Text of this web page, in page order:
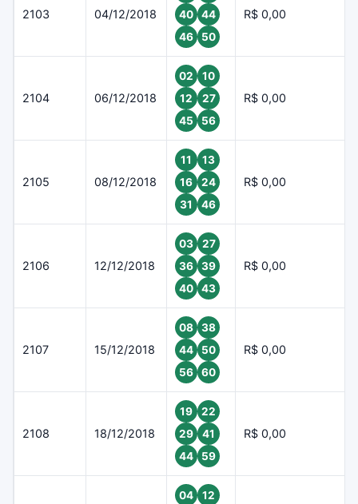
2103 04/12/2018
40
44
46
50
R$ 0,00
2104 06/12/2018
02
10
12
27
45
56
R$ 0,00
2105 08/12/2018
11
13
16
24
31
46
R$ 0,00
2106 12/12/2018
03
27
36
39
40
43
R$ 0,00
2107 15/12/2018
08
38
44
50
56
60
R$ 0,00
2108 18/12/2018
19
22
29
41
44
59
R$ 0,00
04
12